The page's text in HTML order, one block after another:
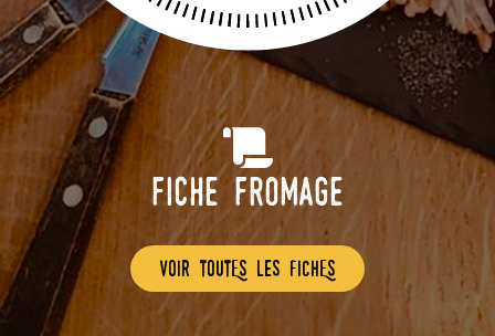
Fiche Fromage
voir toutEs les fichEs